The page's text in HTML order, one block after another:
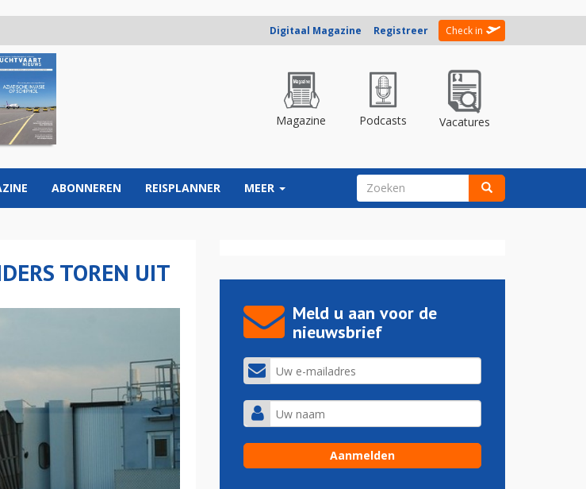
Digitaal Magazine Registreer Check in
Magazine Podcasts Vacatures
ABONNEREN REISPLANNER MEER ZOEKVELD
TOREN UIT
Meld u aan voor de
nieuwsbrief